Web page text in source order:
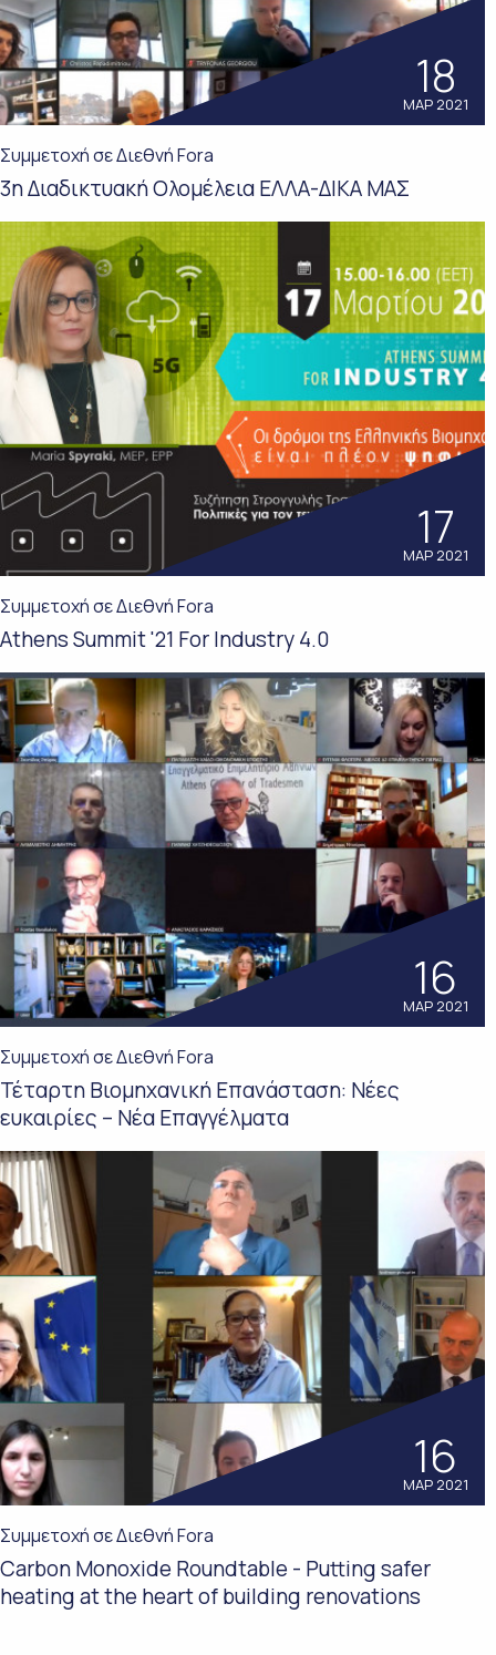
18
ΜΑΡ 2021
Συμμετοχή σε Διεθνή Fora
3η Διαδικτυακή Ολομέλεια ΕΛΛΑ-ΔΙΚΑ ΜΑΣ
17
ΜΑΡ 2021
Συμμετοχή σε Διεθνή Fora
Athens Summit '21 For Industry 4.0
16
ΜΑΡ 2021
Συμμετοχή σε Διεθνή Fora
Τέταρτη Βιομηχανική Επανάσταση: Νέες
ευκαιρίες – Νέα Επαγγέλματα
16
ΜΑΡ 2021
Συμμετοχή σε Διεθνή Fora
Carbon Monoxide Roundtable - Putting safer
heating at the heart of building renovations